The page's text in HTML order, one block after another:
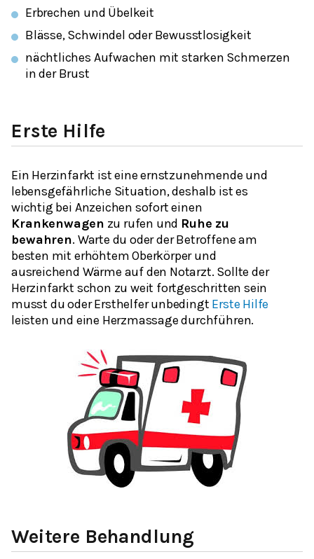
Erbrechen und Übelkeit
Blässe, Schwindel oder Bewusstlosigkeit
nächtliches Aufwachen mit starken Schmerzen
in der Brust
Erste Hilfe
Ein Herzinfarkt ist eine ernstzunehmende und
lebensgefährliche Situation, deshalb ist es
wichtig bei Anzeichen sofort einen
Krankenwagen zu rufen und Ruhe zu
bewahren. Warte du oder der Betroffene am
besten mit erhöhtem Oberkörper und
ausreichend Wärme auf den Notarzt. Sollte der
Herzinfarkt schon zu weit fortgeschritten sein
musst du oder Ersthelfer unbedingt Erste Hilfe
leisten und eine Herzmassage durchführen.
Weitere Behandlung